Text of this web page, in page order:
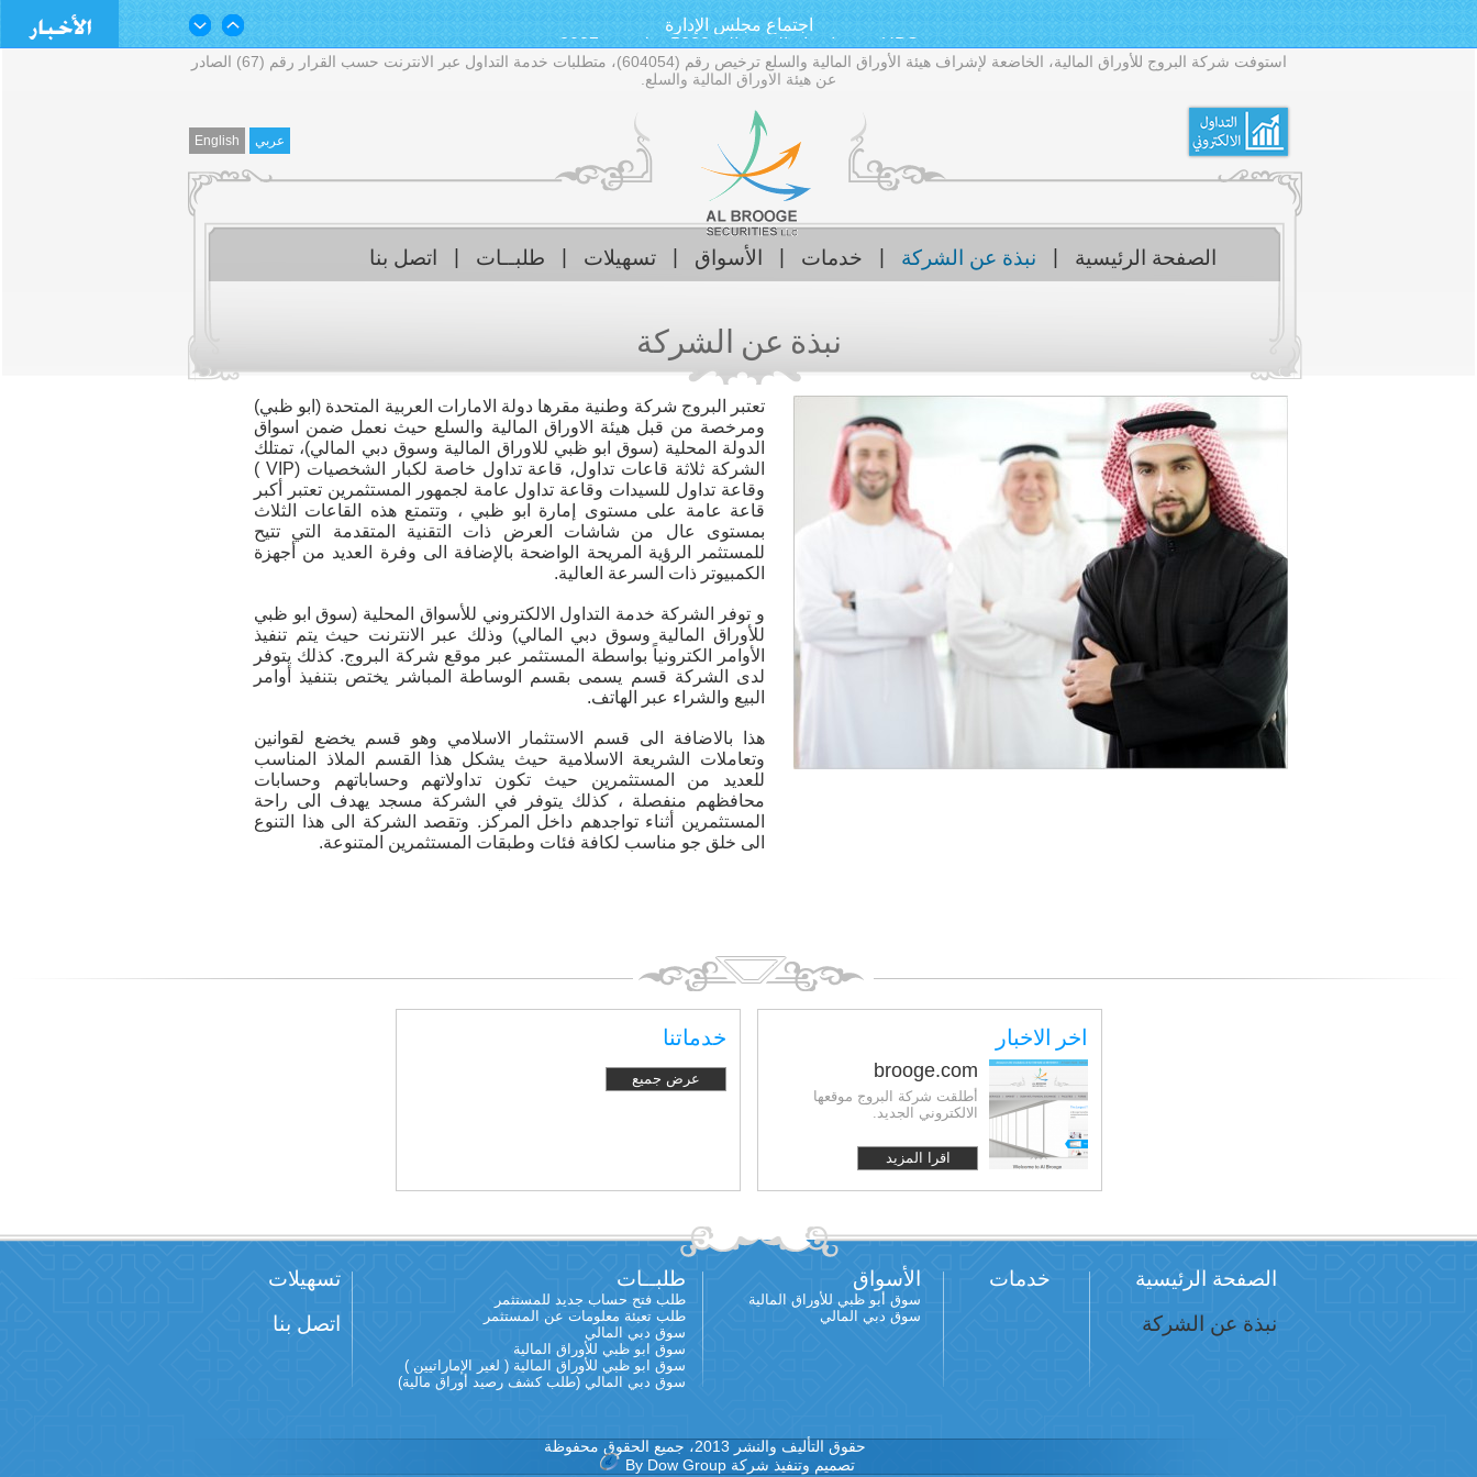
اجتماع مجلس الإدارة
اجتماع مجلس الإدارة
UBS يتوقع ارتفاع الذهب إلى 5000 دولار في 2027
بعد صدمة الوظائف.. الذهب يتجه لأقوى أداء أسبوعي بـ7 أشهر
سيتي يرفع توقعاته لأسعار خام برنت بالربع الثالث
Arkan receives offer to combine with Senaat's Emirates Steel
Suspend trading on Sharjah Insurance Company-SICO shares on 12 Aug 2026 at 12:00 PM
Audit Committee Meeting
Suspend trading on Al Wathba National Insurance Co.-AWNIC shares on 12 Aug 2026 at 12:00 PM
Suspend trading on Manazel PJSC-MANAZEL shares on 03 Sep 2026 at 09:00 AM
Suspend trading on Al Ain Alahlia Insurance Co.-ALAIN shares on 11 Aug 2026 at 11:00 AM
اجتماع مجلس الإدارة
استوفت شركة البروج للأوراق المالية، الخاضعة لإشراف هيئة الأوراق المالية والسلع ترخيص رقم (604054)، متطلبات خدمة التداول عبر الانترنت حسب القرار رقم (67) الصادر
عن هيئة الاوراق المالية والسلع.
عربي English
الصفحة الرئيسية نبذة عن الشركة خدمات الأسواق تسهيلات طلبــات اتصل بنا
نبذة عن الشركة
تعتبر البروج شركة وطنية مقرها دولة الامارات العربية المتحدة (ابو ظبي)
ومرخصة من قبل هيئة الاوراق المالية والسلع حيث نعمل ضمن اسواق
الدولة المحلية (سوق ابو ظبي للاوراق المالية وسوق دبي المالي)، تمتلك
الشركة ثلاثة قاعات تداول، قاعة تداول خاصة لكبار الشخصيات (VIP )
وقاعة تداول للسيدات وقاعة تداول عامة لجمهور المستثمرين تعتبر أكبر
قاعة عامة على مستوى إمارة ابو ظبي ، وتتمتع هذه القاعات الثلاث
بمستوى عال من شاشات العرض ذات التقنية المتقدمة التي تتيح
للمستثمر الرؤية المريحة الواضحة بالإضافة الى وفرة العديد من أجهزة
الكمبيوتر ذات السرعة العالية.
و توفر الشركة خدمة التداول الالكتروني للأسواق المحلية (سوق ابو ظبي
للأوراق المالية وسوق دبي المالي) وذلك عبر الانترنت حيث يتم تنفيذ
الأوامر الكترونياً بواسطة المستثمر عبر موقع شركة البروج. كذلك يتوفر
لدى الشركة قسم يسمى بقسم الوساطة المباشر يختص بتنفيذ أوامر
البيع والشراء عبر الهاتف.
هذا بالاضافة الى قسم الاستثمار الاسلامي وهو قسم يخضع لقوانين
وتعاملات الشريعة الاسلامية حيث يشكل هذا القسم الملاذ المناسب
للعديد من المستثمرين حيث تكون تداولاتهم وحساباتهم وحسابات
محافظهم منفصلة ، كذلك يتوفر في الشركة مسجد يهدف الى راحة
المستثمرين أثناء تواجدهم داخل المركز. وتقصد الشركة الى هذا التنوع
الى خلق جو مناسب لكافة فئات وطبقات المستثمرين المتنوعة.
اخر الاخبار
brooge.com
أطلقت شركة البروج موقعها
الالكتروني الجديد.
اقرا المزيد
خدماتنا
عرض جميع
الصفحة الرئيسية
نبذة عن الشركة
خدمات الأسواق
سوق أبو ظبي للأوراق المالية
سوق دبي المالي
طلبــات
طلب فتح حساب جديد للمستثمر
طلب تعبئة معلومات عن المستثمر
سوق دبي المالي
سوق ابو ظبي للأوراق المالية
سوق ابو ظبي للأوراق المالية ( لغير الإماراتيين )
سوق دبي المالي (طلب كشف رصيد أوراق مالية)
تسهيلات
اتصل بنا
حقوق التأليف والنشر 2013، جميع الحقوق محفوظة
تصميم وتنفيذ شركة By Dow Group